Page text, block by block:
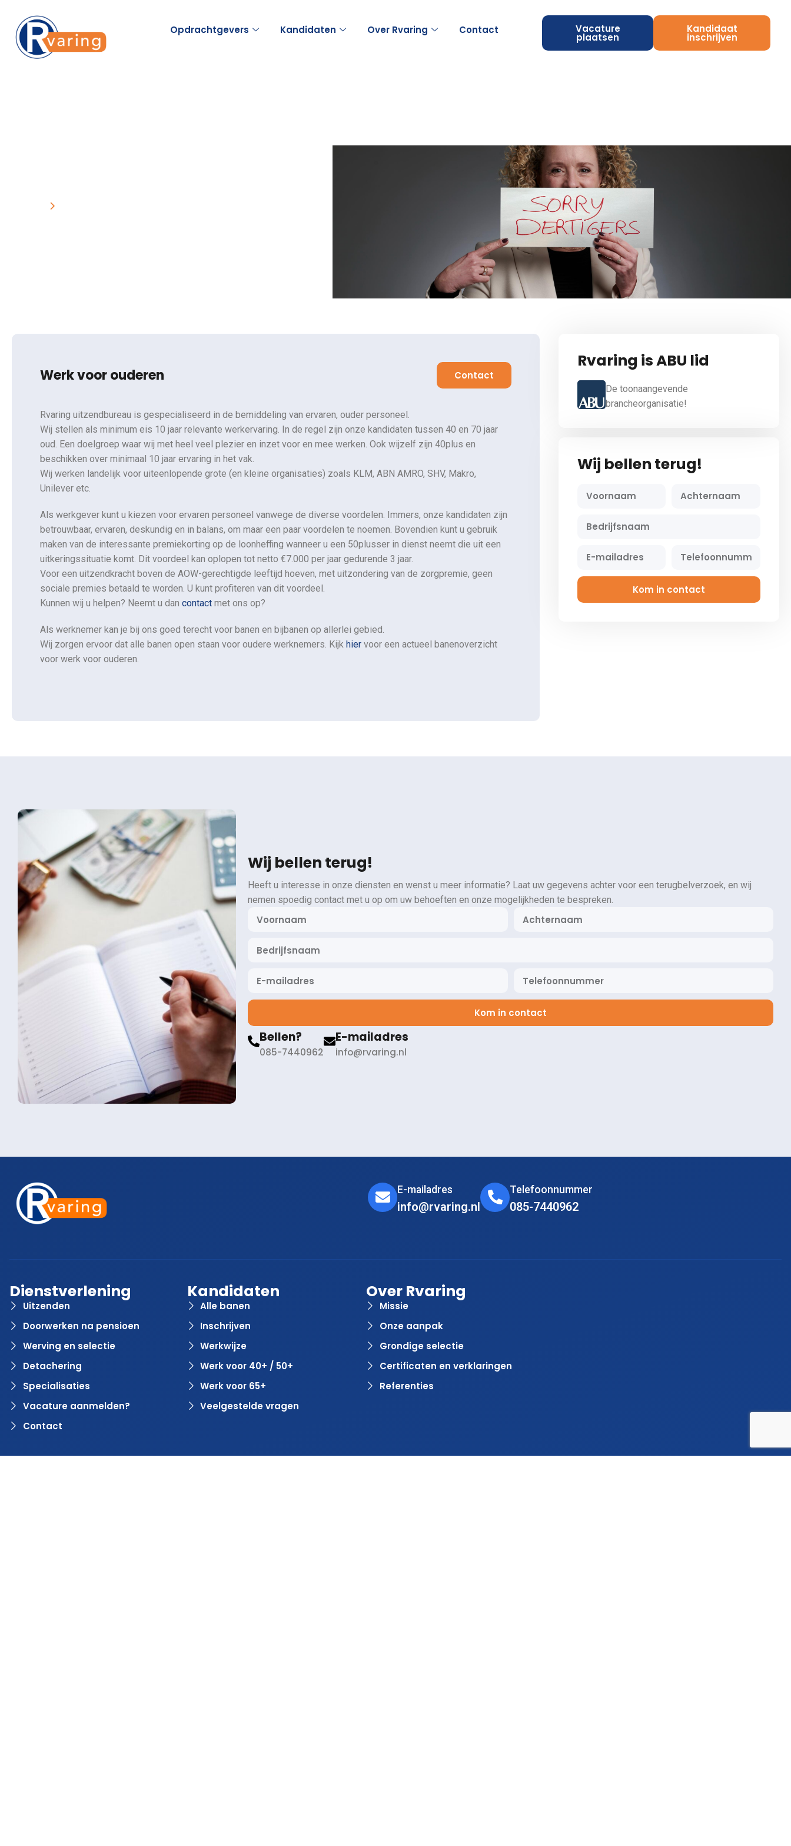
Opdrachtgevers Kandidaten Over Rvaring Contact Vacature
plaatsen
Kandidaat
inschrijven
Werk voor ouderen Contact
Rvaring uitzendbureau is gespecialiseerd in de bemiddeling van ervaren, ouder personeel.
Wij stellen als minimum eis 10 jaar relevante werkervaring. In de regel zijn onze kandidaten tussen 40 en 70 jaar
oud. Een doelgroep waar wij met heel veel plezier en inzet voor en mee werken. Ook wijzelf zijn 40plus en
beschikken over minimaal 10 jaar ervaring in het vak.
Wij werken landelijk voor uiteenlopende grote (en kleine organisaties) zoals KLM, ABN AMRO, SHV, Makro,
Unilever etc.
Als werkgever kunt u kiezen voor ervaren personeel vanwege de diverse voordelen. Immers, onze kandidaten zijn
betrouwbaar, ervaren, deskundig en in balans, om maar een paar voordelen te noemen. Bovendien kunt u gebruik
maken van de interessante premiekorting op de loonheffing wanneer u een 50plusser in dienst neemt die uit een
uitkeringssituatie komt. Dit voordeel kan oplopen tot netto €7.000 per jaar gedurende 3 jaar.
Voor een uitzendkracht boven de AOW-gerechtigde leeftijd hoeven, met uitzondering van de zorgpremie, geen
sociale premies betaald te worden. U kunt profiteren van dit voordeel.
Kunnen wij u helpen? Neemt u dancontact met ons op?
Als werknemer kan je bij ons goed terecht voor banen en bijbanen op allerlei gebied.
Wij zorgen ervoor dat alle banen open staan voor oudere werknemers. Kijk hier voor een actueel banenoverzicht
voor werk voor ouderen.
Rvaring is ABU lid
De toonaangevende
brancheorganisatie!
Wij bellen terug!
Kom in contact
Wij bellen terug!
Heeft u interesse in onze diensten en wenst u meer informatie? Laat uw gegevens achter voor een terugbelverzoek, en wij
nemen spoedig contact met u op om uw behoeften en onze mogelijkheden te bespreken.
Kom in contact
Bellen?
085-7440962
E-mailadres
info@rvaring.nl
E-mailadres
info@rvaring.nl
Telefoonnummer
085-7440962
Dienstverlening
Uitzenden
Doorwerken na pensioen
Werving en selectie
Detachering
Specialisaties
Vacature aanmelden?
Contact
Kandidaten
Alle banen
Inschrijven
Werkwijze
Werk voor 40+ / 50+
Werk voor 65+
Veelgestelde vragen
Over Rvaring
Missie
Onze aanpak
Grondige selectie
Certificaten en verklaringen
Referenties